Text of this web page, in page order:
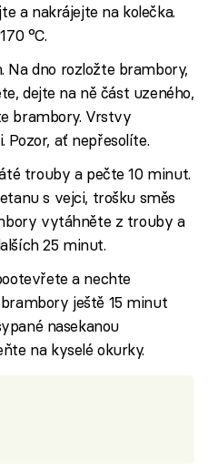
a nakrájejte na kolečka.
°C.
Na dno rozložte brambory,
dejte na ně část uzeného,
brambory. Vrstvy
Pozor, ať nepřesolíte.
trouby a pečte 10 minut.
s vejci, trošku směs
vytáhněte z trouby a
25 minut.
a nechte
ještě 15 minut
nasekanou
na kyselé okurky.